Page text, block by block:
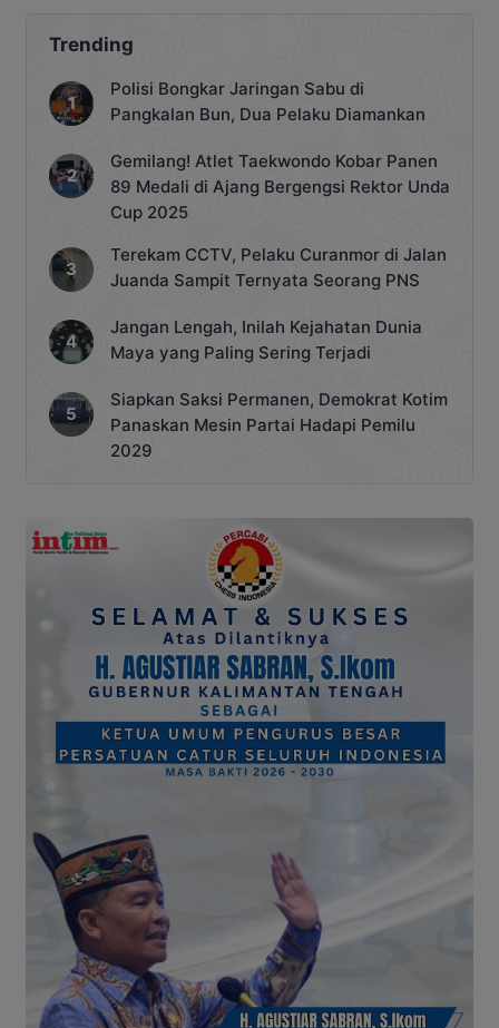
Pilkada Kobar. Akademisi dan
pengamat politik lokal, menilai […]
Trending
Polisi Bongkar Jaringan Sabu di
Pangkalan Bun, Dua Pelaku Diamankan
Gemilang! Atlet Taekwondo Kobar Panen
89 Medali di Ajang Bergengsi Rektor Unda
Cup 2025
Terekam CCTV, Pelaku Curanmor di Jalan
Juanda Sampit Ternyata Seorang PNS
Jangan Lengah, Inilah Kejahatan Dunia
Maya yang Paling Sering Terjadi
Siapkan Saksi Permanen, Demokrat Kotim
Panaskan Mesin Partai Hadapi Pemilu
2029